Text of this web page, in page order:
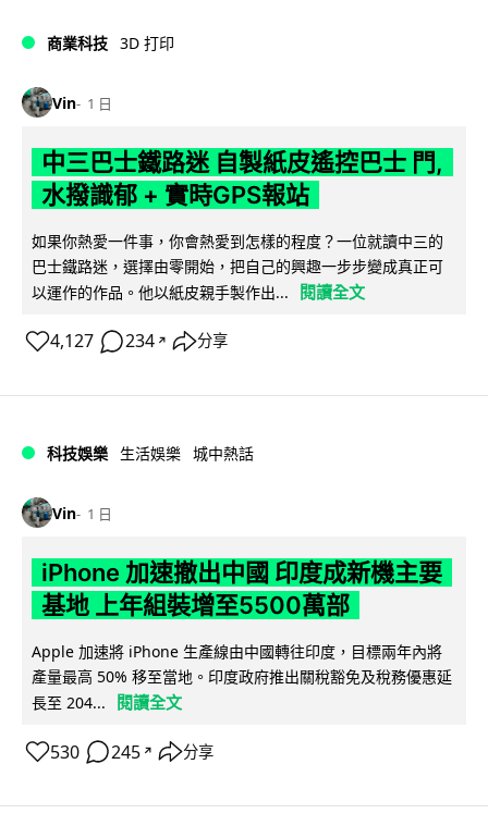
商業科技 3D 打印
Vin 1 日
中三巴士鐵路迷 自製紙皮遙控巴士 門,
水撥識郁 + 實時GPS報站
如果你熱愛一件事，你會熱愛到怎樣的程度？一位就讀中三的
巴士鐵路迷，選擇由零開始，把自己的興趣一步步變成真正可
以運作的作品。他以紙皮親手製作出...
閱讀全文
4,127 234 ↗ 分享
科技娛樂 生活娛樂 城中熱話
Vin 1 日
iPhone 加速撤出中國 印度成新機主要
基地 上年組裝增至5500萬部
Apple 加速將 iPhone 生產線由中國轉往印度，目標兩年內將
產量最高 50% 移至當地。印度政府推出關稅豁免及稅務優惠延
長至 204...
閱讀全文
530 245 ↗ 分享